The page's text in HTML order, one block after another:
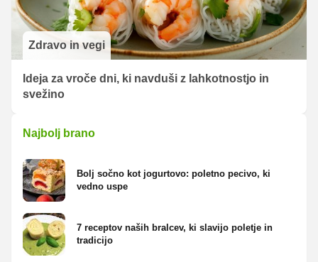
Zdravo in vegi
Ideja za vroče dni, ki navduši z lahkotnostjo in
svežino
Najbolj brano
Bolj sočno kot jogurtovo: poletno pecivo, ki
vedno uspe
7 receptov naših bralcev, ki slavijo poletje in
tradicijo